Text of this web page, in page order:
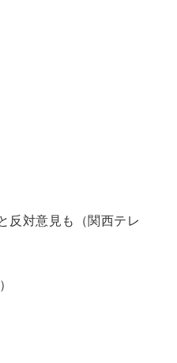
対意見も（関西テレ